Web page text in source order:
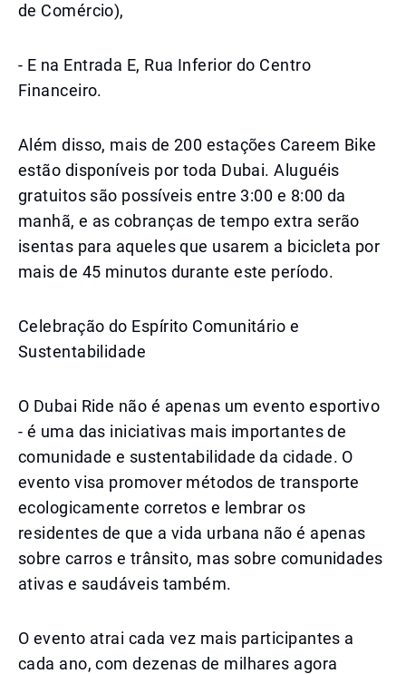
de Comércio),
- E na Entrada E, Rua Inferior do Centro
Financeiro.
Além disso, mais de 200 estações Careem Bike
estão disponíveis por toda Dubai. Aluguéis
gratuitos são possíveis entre 3:00 e 8:00 da
manhã, e as cobranças de tempo extra serão
isentas para aqueles que usarem a bicicleta por
mais de 45 minutos durante este período.
Celebração do Espírito Comunitário e
Sustentabilidade
O Dubai Ride não é apenas um evento esportivo
- é uma das iniciativas mais importantes de
comunidade e sustentabilidade da cidade. O
evento visa promover métodos de transporte
ecologicamente corretos e lembrar os
residentes de que a vida urbana não é apenas
sobre carros e trânsito, mas sobre comunidades
ativas e saudáveis também.
O evento atrai cada vez mais participantes a
cada ano, com dezenas de milhares agora